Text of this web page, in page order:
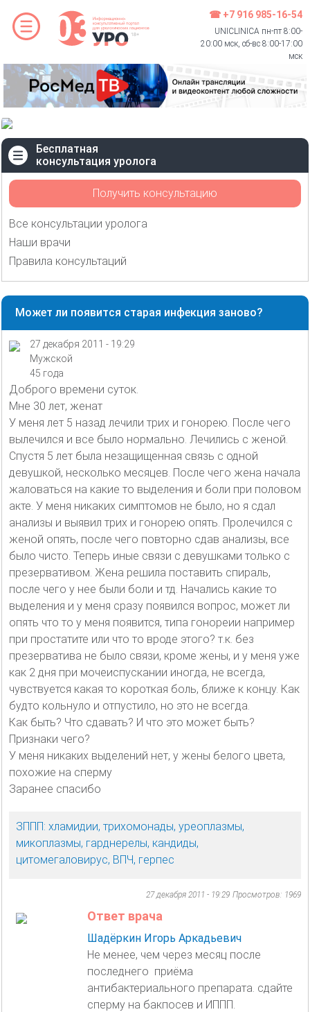
☎ +7 916 985-16-54
UNICLINICA пн-пт 8:00-
20:00 мск, сб-вс 8:00-17:00
мск
Бесплатная
консультация уролога
Получить консультацию
Все консультации уролога
Наши врачи
Правила консультаций
Может ли появится старая инфекция заново?
27 декабря 2011 - 19:29
Мужской
45 года
Доброго времени суток.
Мне 30 лет, женат
У меня лет 5 назад лечили трих и гонорею. После чего
вылечился и все было нормально. Лечились с женой.
Спустя 5 лет была незащищенная связь с одной
девушкой, несколько месяцев. После чего жена начала
жаловаться на какие то выделения и боли при половом
акте. У меня никаких симптомов не было, но я сдал
анализы и выявил трих и гонорею опять. Пролечился с
женой опять, после чего повторно сдав анализы, все
было чисто. Теперь иные связи с девушками только с
презервативом. Жена решила поставить спираль,
после чего у нее были боли и тд. Начались какие то
выделения и у меня сразу появился вопрос, может ли
опять что то у меня появится, типа гонореии например
при простатите или что то вроде этого? т.к. без
презерватива не было связи, кроме жены, и у меня уже
как 2 дня при мочеиспускании иногда, не всегда,
чувствуется какая то короткая боль, ближе к концу. Как
будто кольнуло и отпустило, но это не всегда.
Как быть? Что сдавать? И что это может быть?
Признаки чего?
У меня никаких выделений нет, у жены белого цвета,
похожие на сперму
Заранее спасибо
ЗППП: хламидии, трихомонады, уреоплазмы,
микоплазмы, гарднерелы, кандиды,
цитомегаловирус, ВПЧ, герпес
27 декабря 2011 - 19:29 Просмотров: 1969
Ответ врача
Шадёркин Игорь Аркадьевич
Не менее, чем через месяц после
последнего приёма
антибактериального препарата. сдайте
сперму на бакпосев и ИППП.